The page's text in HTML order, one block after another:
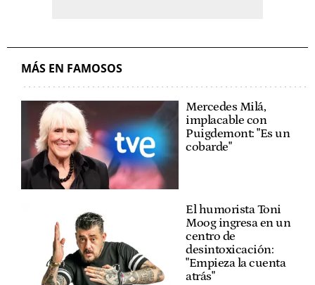
MÁS EN FAMOSOS
Mercedes Milá,
implacable con
Puigdemont: "Es un
cobarde"
El humorista Toni
Moog ingresa en un
centro de
desintoxicación:
"Empieza la cuenta
atrás"